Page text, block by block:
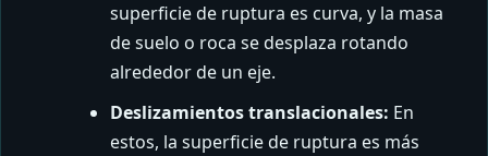
superficie de ruptura es curva, y la masa
de suelo o roca se desplaza rotando
alrededor de un eje.
Deslizamientos translacionales: En
estos, la superficie de ruptura es más